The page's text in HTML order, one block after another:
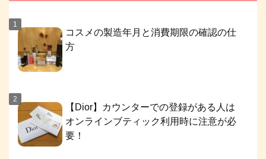
コスメの製造年月と消費期限の確認の仕
方
【Dior】カウンターでの登録がある人は
オンラインブティック利用時に注意が必
要！